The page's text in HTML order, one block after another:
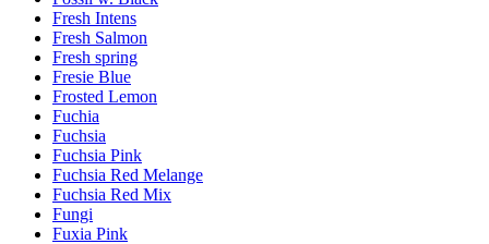
Fresh Intens
Fresh Salmon
Fresh spring
Fresie Blue
Frosted Lemon
Fuchia
Fuchsia
Fuchsia Pink
Fuchsia Red Melange
Fuchsia Red Mix
Fungi
Fuxia Pink